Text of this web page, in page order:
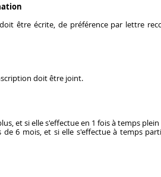
être écrite, de préférence par lettre
doit être joint.
et si elle s'effectue en 1 fois à temps plein
6 mois, et si elle s'effectue à temps